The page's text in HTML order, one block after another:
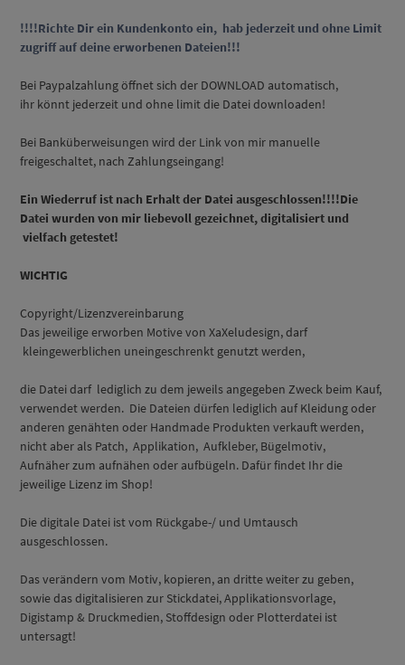
!!!!Richte Dir ein Kundenkonto ein, hab jederzeit und ohne Limit
zugriff auf deine erworbenen Dateien!!!
Bei Paypalzahlung öffnet sich der DOWNLOAD automatisch,
ihr könnt jederzeit und ohne limit die Datei downloaden!
Bei Banküberweisungen wird der Link von mir manuelle
freigeschaltet, nach Zahlungseingang!
Ein Wiederruf ist nach Erhalt der Datei ausgeschlossen!!!!Die
Datei wurden von mir liebevoll gezeichnet, digitalisiert und
vielfach getestet!
WICHTIG
Copyright/Lizenzvereinbarung
Das jeweilige erworben Motive von XaXeludesign, darf
kleingewerblichen uneingeschrenkt genutzt werden,
die Datei darf lediglich zu dem jeweils angegeben Zweck beim Kauf,
verwendet werden. Die Dateien dürfen lediglich auf Kleidung oder
anderen genähten oder Handmade Produkten verkauft werden,
nicht aber als Patch, Applikation, Aufkleber, Bügelmotiv,
Aufnäher zum aufnähen oder aufbügeln. Dafür findet Ihr die
jeweilige Lizenz im Shop!
Die digitale Datei ist vom Rückgabe-/ und Umtausch
ausgeschlossen.
Das verändern vom Motiv, kopieren, an dritte weiter zu geben,
sowie das digitalisieren zur Stickdatei, Applikationsvorlage,
Digistamp & Druckmedien, Stoffdesign oder Plotterdatei ist
untersagt!